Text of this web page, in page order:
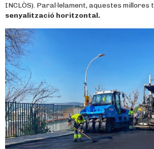
INCLÒS). Paral·lelament, aquestes millores
senyalització horitzontal.